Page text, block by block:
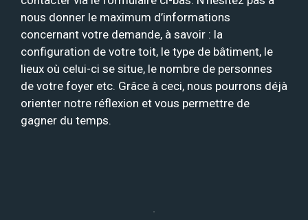
nous donner le maximum d’informations
concernant votre demande, à savoir : la
configuration de votre toit, le type de bâtiment, le
lieux où celui-ci se situe, le nombre de personnes
de votre foyer etc. Grâce à ceci, nous pourrons déjà
orienter notre réflexion et vous permettre de
gagner du temps.